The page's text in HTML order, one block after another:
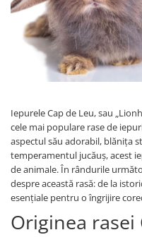
Proteice
Cremoase
Semi-umede
Pernuțe
Îngrijire Câini
Igienă Câini
Șampoane Câini
Antiparazitare Câini
Vitamine Câini
Perii & Piepteni
Culcușuri & Saltele Câini
Pernuțe
Semi-umede
Proteice
Îngrijire Pisici
Igienă Pisici
Antiparazitare Pisici
Vitamine Pisici
Perii & Piepteni Pisici
Accesorii Pisici
Culcușuri & Saltele Pisici
Ansambluri Pisici
Iepurele Cap de Leu, sau
cele mai populare rase de
aspectul său adorabil, blănița
temperamentul jucăuș, acest
de animale. În rândurile
despre această rasă: de la
esențiale pentru o îngrijire
Originea rasei